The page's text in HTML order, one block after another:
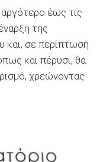
έως τις
της
και, σε περίπτωση
και πέρυσι, θα
χρεώνοντας